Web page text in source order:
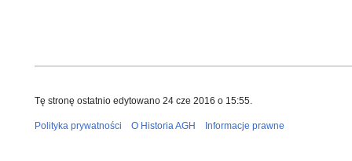
Tę stronę ostatnio edytowano 24 cze 2016 o 15:55.
Polityka prywatności O Historia AGH Informacje prawne